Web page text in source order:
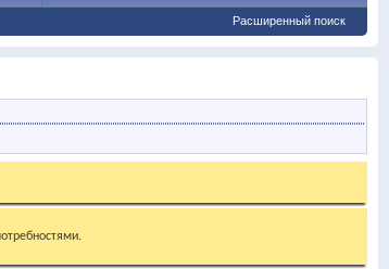
Расширенный поиск